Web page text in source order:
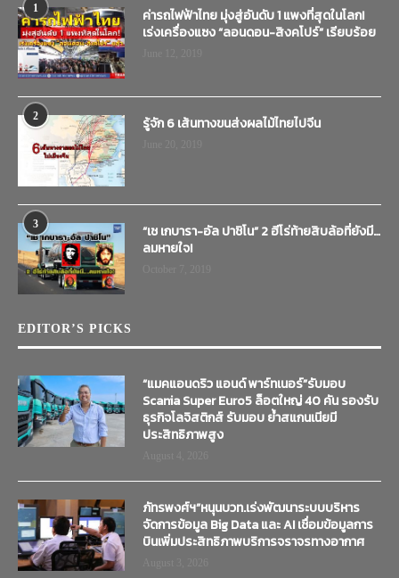
1
ค่ารถไฟฟ้าไทย มุ่งสู่อันดับ 1 แพงที่สุดในโลก!
เร่งเครื่องแซง “ลอนดอน-สิงคโปร์” เรียบร้อย
2 รู้จัก 6 เส้นทางขนส่งผลไม้ไทยไปจีน
3
“เช เกบารา-อัล ปาชิโน” 2 ฮีโร่ท้ายสิบล้อที่ยังมี…
ลมหายใจ!
EDITOR’S PICKS
“แมคแอนดริว แอนด์ พาร์ทเนอร์”รับมอบ
Scania Super Euro5 ล็อตใหญ่ 40 คัน รองรับ
ธุรกิจโลจิสติกส์ รับมอบ ย้ำสแกนเนียมี
ประสิทธิภาพสูง
ภัทรพงศ์ฯ”หนุนบวท.เร่งพัฒนาระบบบริหาร
จัดการข้อมูล Big Data และ AI เชื่อมข้อมูลการ
บินเพิ่มประสิทธิภาพบริการจราจรทางอากาศ